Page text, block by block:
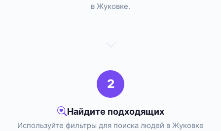
в Жуковке.
2
Найдите подходящих
Используйте фильтры для поиска людей в Жуковке